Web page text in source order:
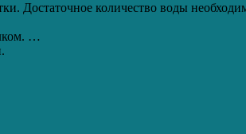
Достаточное количество воды
…